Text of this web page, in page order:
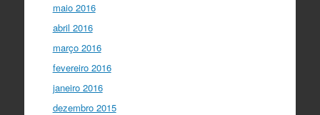
maio 2016
abril 2016
março 2016
fevereiro 2016
janeiro 2016
dezembro 2015